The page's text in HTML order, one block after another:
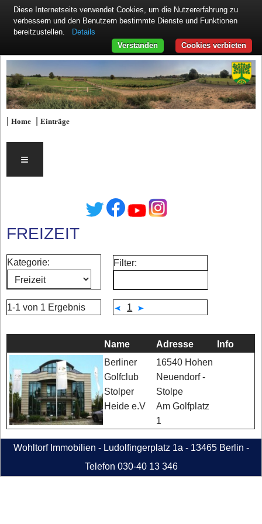
|Home |Einträge
≡
FREIZEIT
Kategorie: Filter:
1-1 von 1 Ergebnis 1
Name Adresse Info
Berliner
Golfclub
Stolper
Heide e.V
16540 Hohen
Neuendorf -
Stolpe
Am Golfplatz
1
Wohltorf Immobilien - Ludolfingerplatz 1a - 13465 Berlin -
Telefon 030-40 13 346
Diese Internetseite verwendet Cookies, um die Nutzererfahrung zu
verbessern und den Benutzern bestimmte Dienste und Funktionen
bereitzustellen.
Details
Cookies verbieten
Verstanden